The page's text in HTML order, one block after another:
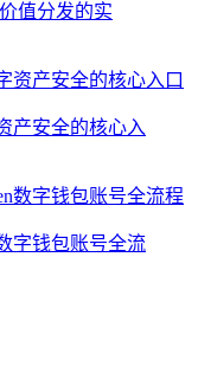
值分发的实
产安全的核心入
字钱包账号全流